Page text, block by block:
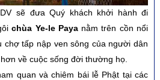
sẽ đưa Quý khách khởi hành đi
chùa Ye-le Payanằm trên cồn nổi
chợ tấp nập ven sông của người dân
về cuộc sống đời thường họ.
quan và chiêm bái lễ Phật tại các